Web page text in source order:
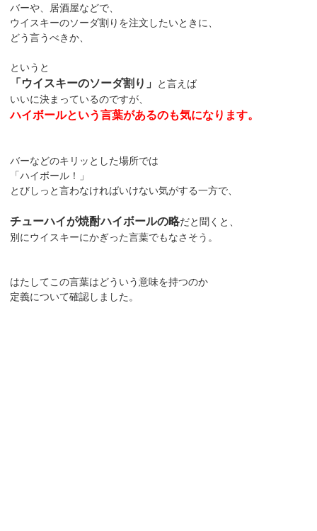
バーや、居酒屋などで、
ウイスキーのソーダ割りを注文したいときに、
どう言うべきか、
というと
「ウイスキーのソーダ割り」
と言えば
いいに決まっているのですが、
ハイボールという言葉があるのも気になります。
バーなどのキリッとした場所では
「ハイボール！」
とびしっと言わなければいけない気がする一方で、
チューハイが焼酎ハイボールの略だと聞くと、
別にウイスキーにかぎった言葉でもなさそう。
はたしてこの言葉はどういう意味を持つのか
定義について確認しました。